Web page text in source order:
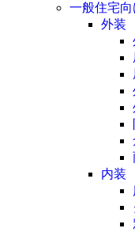
一般住宅向
外装
内装